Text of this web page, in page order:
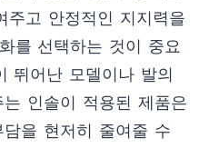
주고 안정적인 지지력을
를 선택하는 것이 중요
뛰어난 모델이나 발의
인솔이 적용된 제품은
을 현저히 줄여줄 수